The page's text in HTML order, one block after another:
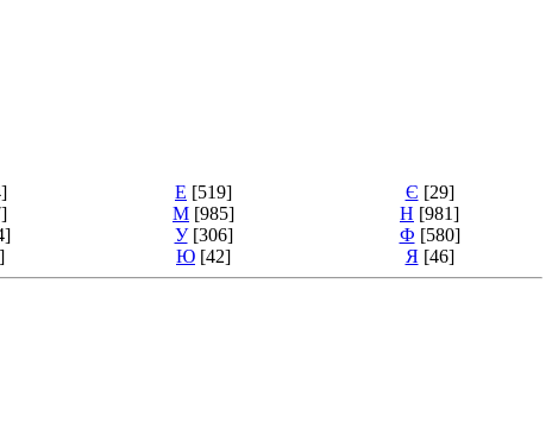
Е [519] Є [29]
М [985] Н [981]
У [306] Ф [580]
Ю [42] Я [46]